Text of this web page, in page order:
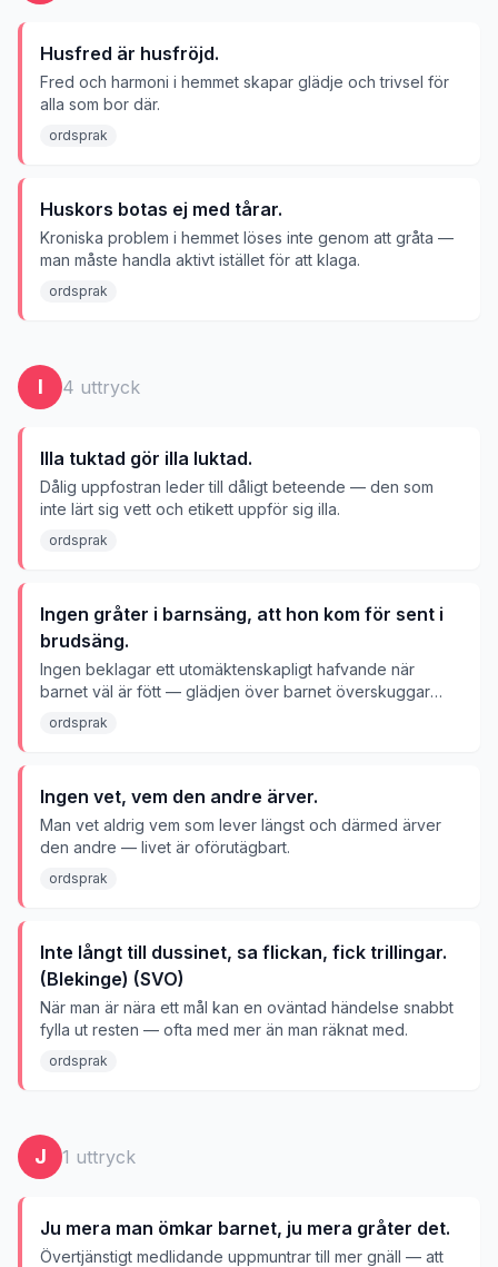
Husfred är husfröjd.
Fred och harmoni i hemmet skapar glädje och trivsel för
alla som bor där.
ordsprak
Huskors botas ej med tårar.
Kroniska problem i hemmet löses inte genom att gråta —
man måste handla aktivt istället för att klaga.
ordsprak
I 4 uttryck
Illa tuktad gör illa luktad.
Dålig uppfostran leder till dåligt beteende — den som
inte lärt sig vett och etikett uppför sig illa.
ordsprak
Ingen gråter i barnsäng, att hon kom för sent i
brudsäng.
Ingen beklagar ett utomäktenskapligt hafvande när
barnet väl är fött — glädjen över barnet överskuggar
skammen för hur det tillkom.
ordsprak
Ingen vet, vem den andre ärver.
Man vet aldrig vem som lever längst och därmed ärver
den andre — livet är oförutägbart.
ordsprak
Inte långt till dussinet, sa flickan, fick trillingar.
(Blekinge) (SVO)
När man är nära ett mål kan en oväntad händelse snabbt
fylla ut resten — ofta med mer än man räknat med.
ordsprak
J 1 uttryck
Ju mera man ömkar barnet, ju mera gråter det.
Övertjänstigt medlidande uppmuntrar till mer gnäll — att